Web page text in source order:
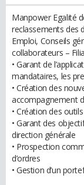
Manpower Egalité
reclassements des
Emploi, Conseils
collaborateurs –
• Garant de
mandataires, les
• Création des
accompagnement
• Création des
• Garant des
direction générale
• Prospection
d’ordres
• Gestion d’un